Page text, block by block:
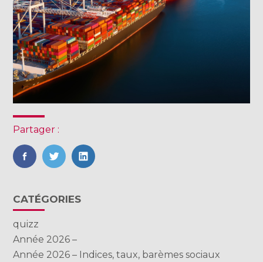
Partager :
FaceBook
TwitterLinkedIn
Blog
sidebar
CATÉGORIES
quizz
Année 2026 –
Année 2026 – Indices, taux, barèmes sociaux